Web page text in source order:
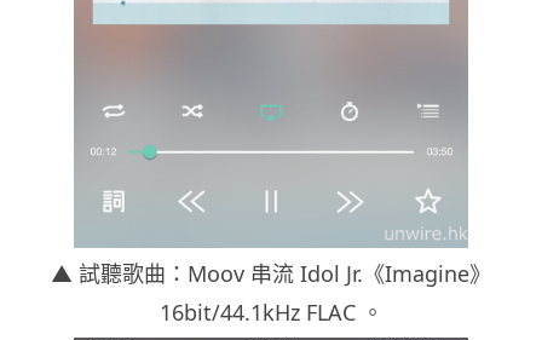
▲ 試聽歌曲：Moov 串流 Idol Jr.《Imagine》
16bit/44.1kHz FLAC 。